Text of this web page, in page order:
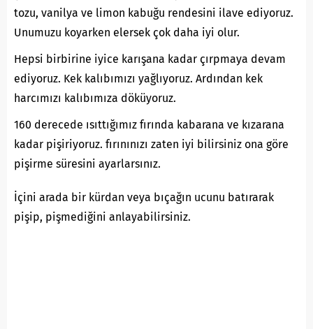
tozu, vanilya ve limon kabuğu rendesini ilave ediyoruz.
Unumuzu koyarken elersek çok daha iyi olur.
Hepsi birbirine iyice karışana kadar çırpmaya devam
ediyoruz. Kek kalıbımızı yağlıyoruz. Ardından kek
harcımızı kalıbımıza döküyoruz.
160 derecede ısıttığımız fırında kabarana ve kızarana
kadar pişiriyoruz. fırınınızı zaten iyi bilirsiniz ona göre
pişirme süresini ayarlarsınız.
İçini arada bir kürdan veya bıçağın ucunu batırarak
pişip, pişmediğini anlayabilirsiniz.